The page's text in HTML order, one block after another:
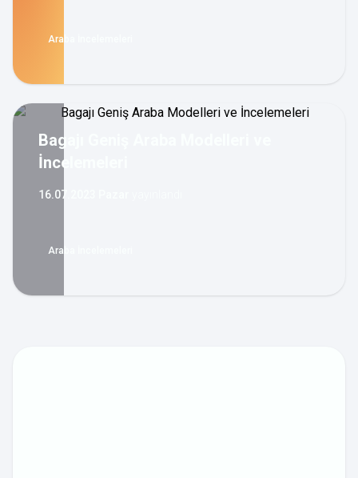
Araba İncelemeleri
Bagajı Geniş Araba Modelleri ve
İncelemeleri
16.07.2023 Pazar
Araba İncelemeleri